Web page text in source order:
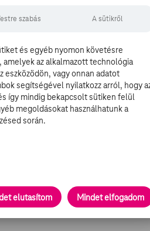
a finndingis Berecz
indulhat a dupla pontokért
esélye megvan, hiszen
Benjámin) és női (Érdi
szabás A sütikről
és egyéb nyomon követésre
az alkalmazott technológia
eszközödön, vagy onnan adatot
segítségével nyilatkozz arról, hogy
így mindig bekapcsolt sütiken felül
megoldásokat használhatunk a
során.
elutasítom Mindet elfogadom